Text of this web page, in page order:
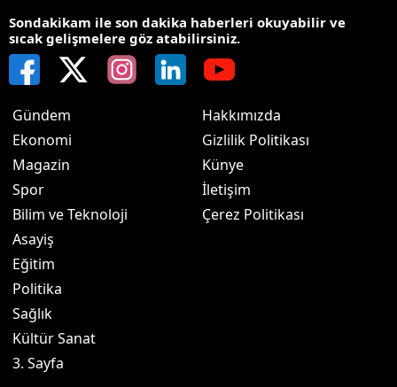
Sondakikam ile son dakika haberleri okuyabilir ve
sıcak gelişmelere göz atabilirsiniz.
Gündem
Ekonomi
Magazin
Spor
Bilim ve Teknoloji
Asayiş
Eğitim
Politika
Sağlık
Kültür Sanat
3. Sayfa
Hakkımızda
Gizlilik Politikası
Künye
İletişim
Çerez Politikası